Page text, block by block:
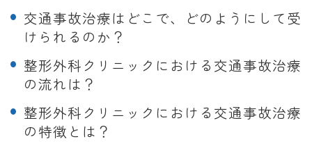
交通事故治療はどこで、どのようにして受
けられるのか？
整形外科クリニックにおける交通事故治療
の流れは？
整形外科クリニックにおける交通事故治療
の特徴とは？